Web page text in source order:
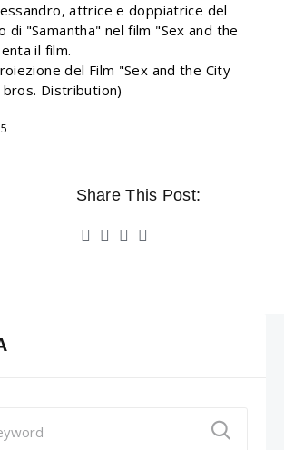
attrice e doppiatrice del
di "Samantha" nel film "Sex and the
il film.
del Film "Sex and the City
Distribution)
Share This Post: